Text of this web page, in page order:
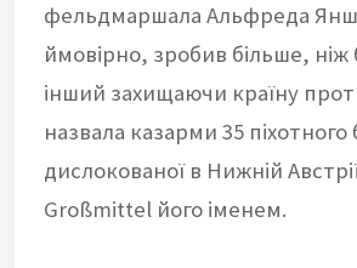
фельдмаршала Альфреда
ймовірно, зробив більше,
інший захищаючи країну
назвала казарми 35
дислокованої в Нижній
Großmittel його іменем.